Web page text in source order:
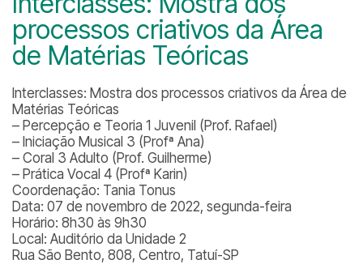
processos criativos da Área
de Matérias Teóricas
Interclasses: Mostra dos processos criativos da Área de
Matérias Teóricas
– Percepção e Teoria 1 Juvenil (Prof. Rafael)
– Iniciação Musical 3 (Profª Ana)
– Coral 3 Adulto (Prof. Guilherme)
– Prática Vocal 4 (Profª Karin)
Coordenação: Tania Tonus
Data: 07 de novembro de 2022, segunda-feira
Horário: 8h30 às 9h30
Local: Auditório da Unidade 2
Rua São Bento, 808, Centro, Tatuí-SP